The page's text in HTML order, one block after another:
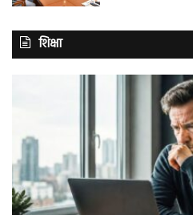
शिक्षा